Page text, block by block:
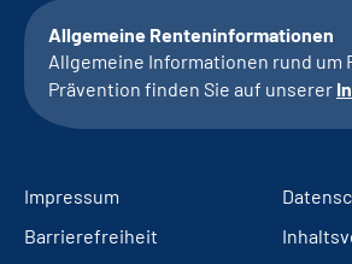
Allgemeine Renteninformationen
Allgemeine Informationen rund um
Prävention finden Sie auf unserer
Impressum
Barrierefreiheit